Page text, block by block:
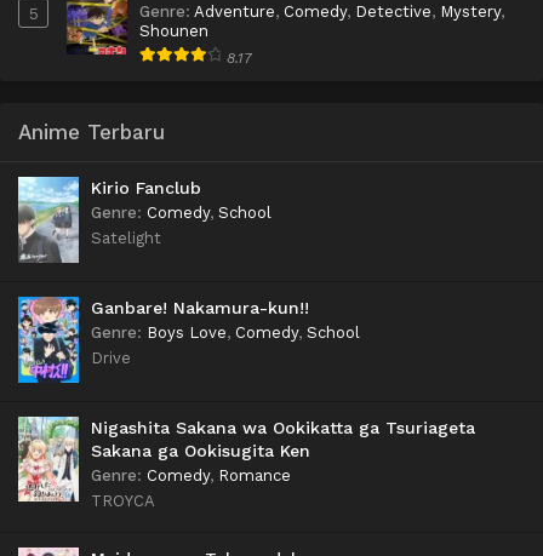
5 Genre: Adventure, Comedy, Detective, Mystery,
Shounen
8.17
Anime Terbaru
Kirio Fanclub
Genre: Comedy, School
Satelight
Ganbare! Nakamura-kun!!
Genre: Boys Love, Comedy, School
Drive
Nigashita Sakana wa Ookikatta ga Tsuriageta
Sakana ga Ookisugita Ken
Genre: Comedy, Romance
TROYCA